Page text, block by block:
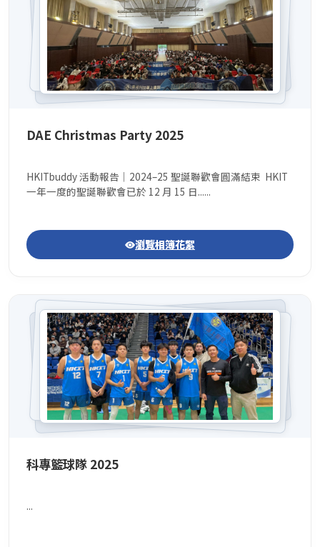
DAE Christmas Party 2025
HKITbuddy 活動報告｜2024–25 聖誕聯歡會圓滿結束 HKIT
一年一度的聖誕聯歡會已於 12 月 15 日......
瀏覽相簿花絮
科專籃球隊 2025
...